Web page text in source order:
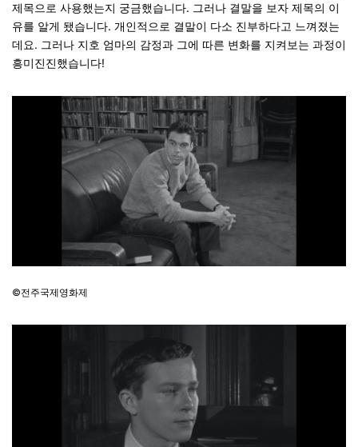
제목으로 사용했는지 궁금했습니다. 그러나 결말을 보자 제목의 이
유를 알게 됐습니다. 개인적으로 결말이 다소 진부하다고 느껴졌는
데요. 그러나 지호 엄마의 감정과 그에 따른 변화를 지켜보는 과정이
흥미진진했습니다!
©전주국제영화제